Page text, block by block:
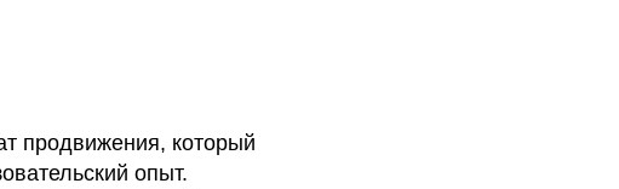
продвижения, который
опыт.